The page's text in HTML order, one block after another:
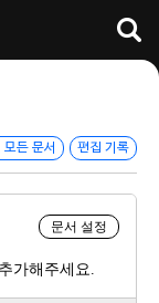
모든 문서 편집 기록
문서 설정
가해주세요.